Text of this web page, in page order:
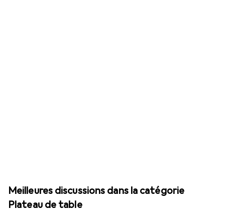
Meilleures discussions dans la catégorie
Plateau de table